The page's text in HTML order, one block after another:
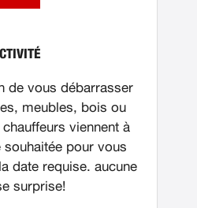
de vous débarrasser
meubles, bois ou
viennent à
souhaitée pour vous
date requise. aucune
surprise!